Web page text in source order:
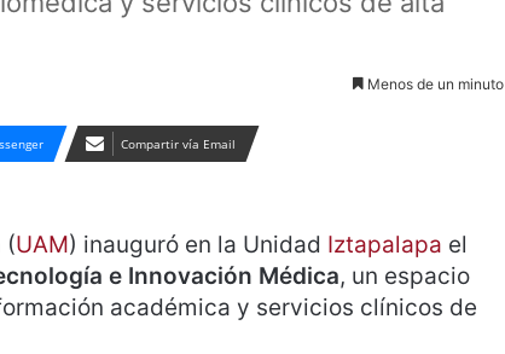
Menos de un minuto
Compartir vía Email
(UAM) inauguró en la Unidad Iztapalapa el
e Innovación Médica, un espacio
académica y servicios clínicos de